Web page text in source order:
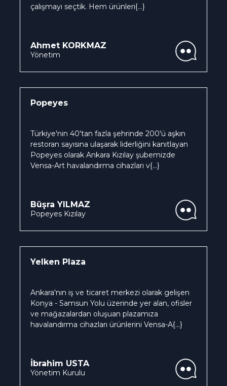
çalışmayı seçtik. Hem ürünleri{...}
Ahmet KORKMAZ
Yönetim
Popeyes
Türkiye'nin 40'tan fazla şehrinde 200'ü aşkın
restoran sayısına ulaşarak liderliğini kanıtlayan
Popeyes olarak Ankara Kızılay şubemizde
Vensa-Art havalandırma cihazları v{...}
Büşra YILMAZ
Popeyes Kızılay
Yelken Plaza
Ankara'nın iş ve ticaret merkezi olarak gelişen
Konya - Samsun Yolu üzerinde yer alan, ofisler
ve mağazalardan oluşuan plazamıza
havalandırma cihazları ürünlerini Vensa-A{...}
İbrahim USTA
Yönetim Kurulu